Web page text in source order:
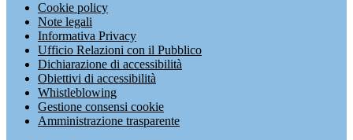
Cookie policy
Note legali
Informativa Privacy
Ufficio Relazioni con il Pubblico
Dichiarazione di accessibilità
Obiettivi di accessibilità
Whistleblowing
Gestione consensi cookie
Amministrazione trasparente